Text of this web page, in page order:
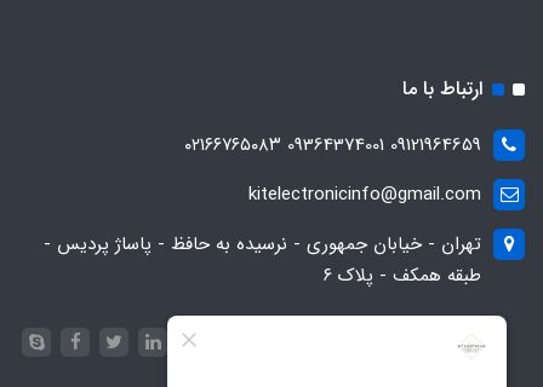
ارتباط با ما
09121964659 09364374001 ۰۲۱۶۶۷۶۵۰۸۳
kitelectronicinfo@gmail.com
تهران - خیابان جمهوری - نرسیده به حافظ - پاساژ پردیس -
طبقه همکف - پلاک ۶